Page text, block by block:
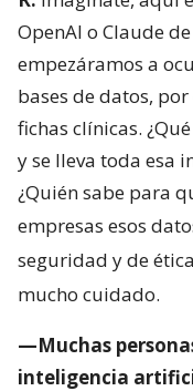
OpenAI o Claude
empezáramos a
bases de datos,
fichas clínicas.
y se lleva toda esa
¿Quién sabe para
empresas esos
seguridad y de
mucho cuidado.
—Muchas
inteligencia